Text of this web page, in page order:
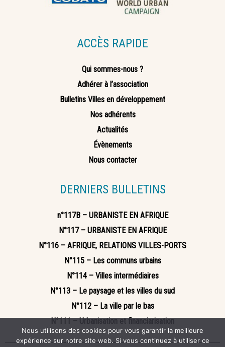
ACCÈS RAPIDE
Qui sommes-nous ?
Adhérer à l’association
Bulletins Villes en développement
Nos adhérents
Actualités
Évènements
Nous contacter
DERNIERS BULLETINS
n°117B – URBANISTE EN AFRIQUE
N°117 – URBANISTE EN AFRIQUE
N°116 – AFRIQUE, RELATIONS VILLES-PORTS
N°115 – Les communs urbains
N°114 – Villes intermédiaires
N°113 – Le paysage et les villes du sud
N°112 – La ville par le bas
N°111 – Urbanisation et financiarisation
Nous utilisons des cookies pour vous garantir la meilleure
expérience sur notre site web. Si vous continuez à utiliser ce